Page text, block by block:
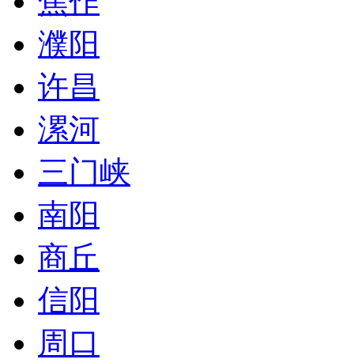
濮阳
许昌
漯河
三门峡
南阳
商丘
信阳
周口